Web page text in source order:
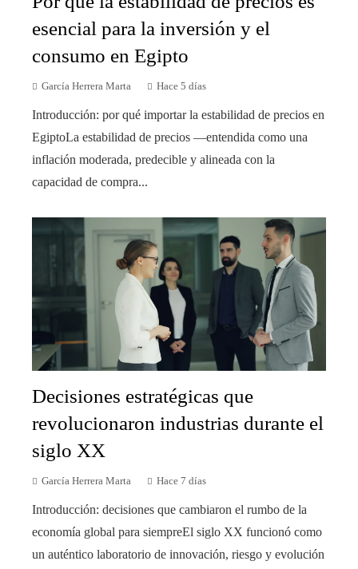
esencial para la inversión y el
consumo en Egipto
García Herrera Marta Hace 5 días
Introducción: por qué importar la estabilidad de precios en
EgiptoLa estabilidad de precios —entendida como una
inflación moderada, predecible y alineada con la
capacidad de compra...
Decisiones estratégicas que
revolucionaron industrias durante el
siglo XX
García Herrera Marta Hace 7 días
Introducción: decisiones que cambiaron el rumbo de la
economía global para siempreEl siglo XX funcionó como
un auténtico laboratorio de innovación, riesgo y evolución